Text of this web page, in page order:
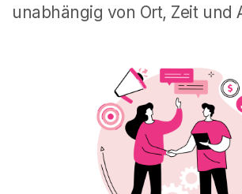
unabhängig von Ort, Zeit und